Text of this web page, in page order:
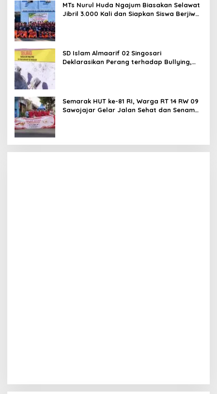
MTs Nurul Huda Ngajum Biasakan Selawat
Jibril 3.000 Kali dan Siapkan Siswa Berjiwa
SD Islam Almaarif 02 Singosari
Deklarasikan Perang terhadap Bullying,
Semarak HUT ke-81 RI, Warga RT 14 RW 09
Sawojajar Gelar Jalan Sehat dan Senam